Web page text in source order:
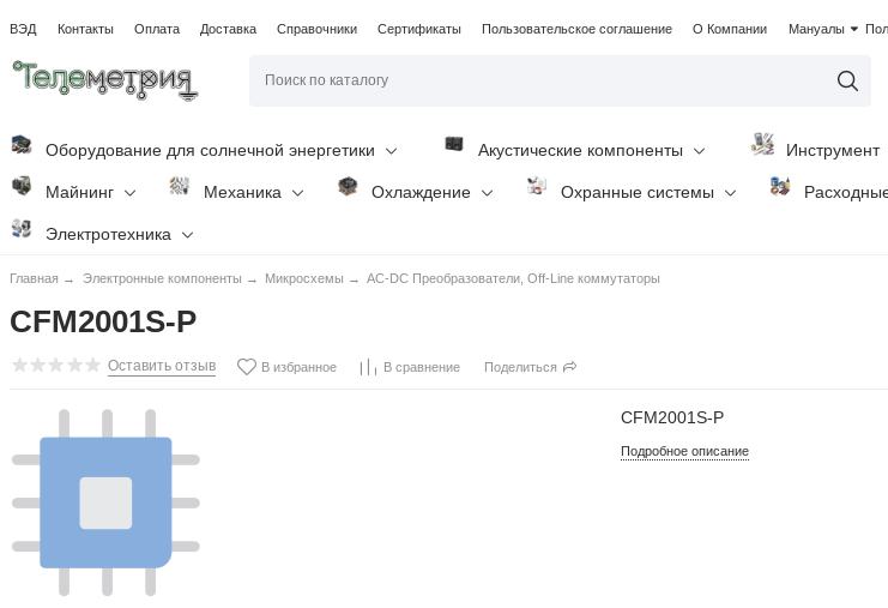
ВЭД Контакты Оплата Доставка Справочники Сертификаты Пользовательское соглашение О Компании Мануалы
Оборудование для солнечной энергетики Акустические компоненты Инструмент
Майнинг Механика Охлаждение Охранные системы
Электротехника
Главная → Электронные компоненты → Микросхемы → AC-DC Преобразователи, Off-Line коммутаторы
CFM2001S-P
Оставить отзыв В избранное В сравнение Поделиться
CFM2001S-P
Подробное описание